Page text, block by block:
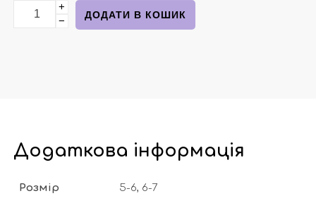
Толстовка темно-сіра з написами від Next кількість
+
−
ДОДАТИ В КОШИК
Додаткова інформація
Розмір 5-6, 6-7